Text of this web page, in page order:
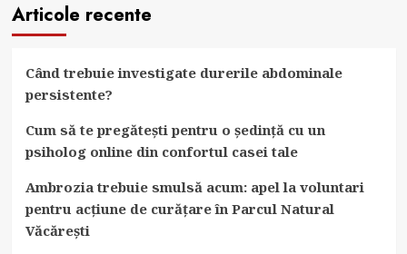
Articole recente
Când trebuie investigate durerile abdominale
persistente?
Cum să te pregătești pentru o ședință cu un
psiholog online din confortul casei tale
Ambrozia trebuie smulsă acum: apel la voluntari
pentru acțiune de curățare în Parcul Natural
Văcărești